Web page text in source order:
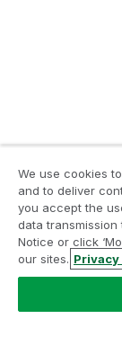
Pokaż
Dołącz do
Analityki
Przeprowadź
cennych
Analytics
uzyskać więcej
We use cookies
and to deliver
you accept the
data transmission
Notice or click
our sites. Privacy